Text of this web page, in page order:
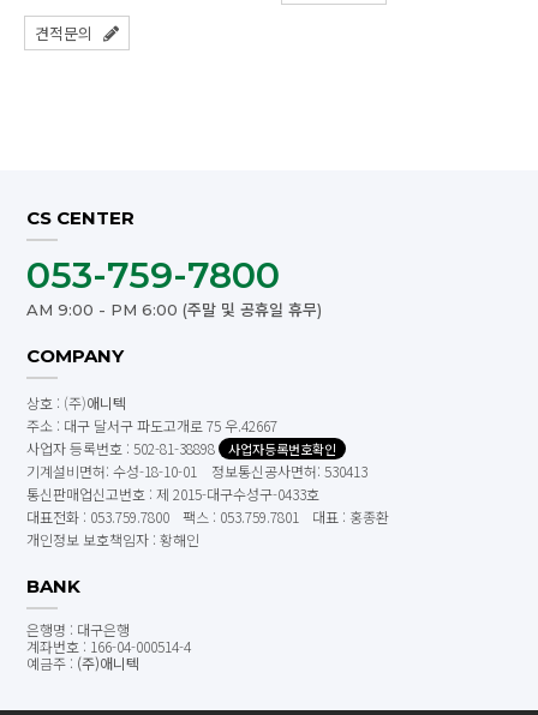
견적문의
CS CENTER
053-759-7800
AM 9:00 - PM 6:00 (주말 및 공휴일 휴무)
COMPANY
상호 : (주)애니텍
주소 : 대구 달서구 파도고개로 75 우.42667
사업자 등록번호 : 502-81-38898 사업자등록번호확인
기계설비면허: 수성-18-10-01 정보통신공사면허: 530413
통신판매업신고번호 : 제 2015-대구수성구-0433호
대표전화 : 053.759.7800
팩스 : 053.759.7801
대표 : 홍종환
개인정보 보호책임자 : 황해인
BANK
은행명 : 대구은행
계좌번호 : 166-04-000514-4
예금주 : (주)애니텍